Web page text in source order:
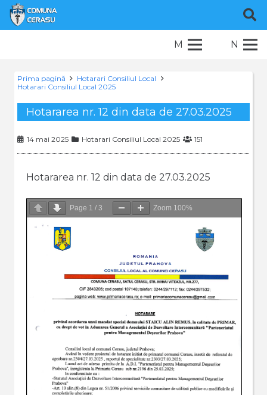
M N
Prima pagină
Hotarari Consiliul Local
Hotarari Consiliul Local 2025
Hotararea nr. 12 din data de 27.03.2025
14 mai 2025 Hotarari Consiliul Local 2025 151
Hotararea nr. 12 din data de 27.03.2025
Page 1 / 3 Zoom 100%